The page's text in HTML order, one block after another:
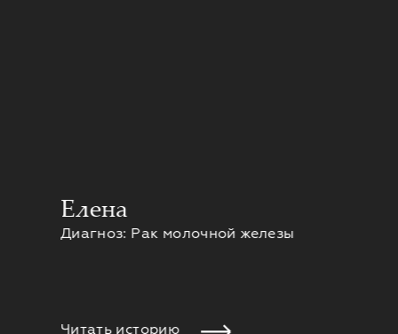
Елена
Диагноз: Рак молочной железы
Читать историю